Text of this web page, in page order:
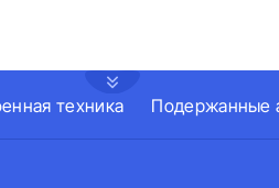
техника Подержанные